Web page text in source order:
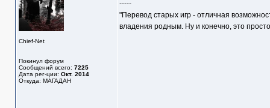
Chief-Net
Покинул форум
Сообщений всего: 7225
Дата рег-ции: Окт. 2014
Откуда: МАГАДАН
-----
"Перевод старых игр - отличная
владения родным. Ну и конечно, это